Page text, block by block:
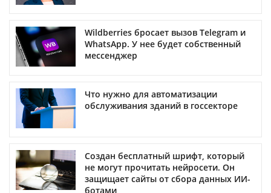
Wildberries бросает вызов Telegram и
WhatsApp. У нее будет собственный
мессенджер
Что нужно для автоматизации
обслуживания зданий в госсекторе
Создан бесплатный шрифт, который
не могут прочитать нейросети. Он
защищает сайты от сбора данных ИИ-
ботами